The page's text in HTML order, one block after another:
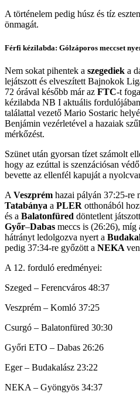
A történelem pedig húsz és tíz
önmagát.
Férfi kézilabda: Gólzáporos meccset
Nem sokat pihentek a szegediek a
lejátszott és elveszített Bajnokok
72 órával később már az FTC-t
kézilabda NB I aktuális
találattal vezető Mario Sostaric
Benjámin vezérletével a hazaiak
mérkőzést.
Szünet után gyorsan tízet számolt
hogy az ezúttal is szenzációsan
bevette az ellenfél kapuját a
A Veszprém hazai pályán 37:25-re
Tatabánya a PLER otthonából
és a Balatonfüred döntetlent
Győr–Dabas meccs is (26:26), míg
hátrányt ledolgozva nyert a
pedig 37:34-re győzött a NEKA
A 12. forduló eredményei:
Szeged – Ferencváros 48:37
Veszprém – Komló 37:25
Csurgó – Balatonfüred 30:30
Győri ETO – Dabas 26:26
Eger – Budakalász 23:22
NEKA – Gyöngyös 34:37